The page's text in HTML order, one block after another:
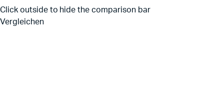
Click outside to hide the comparison bar
Vergleichen